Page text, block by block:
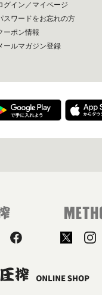
グイン／マイページ
スワードをお忘れの方
ーポン情報
ールマガジン登録